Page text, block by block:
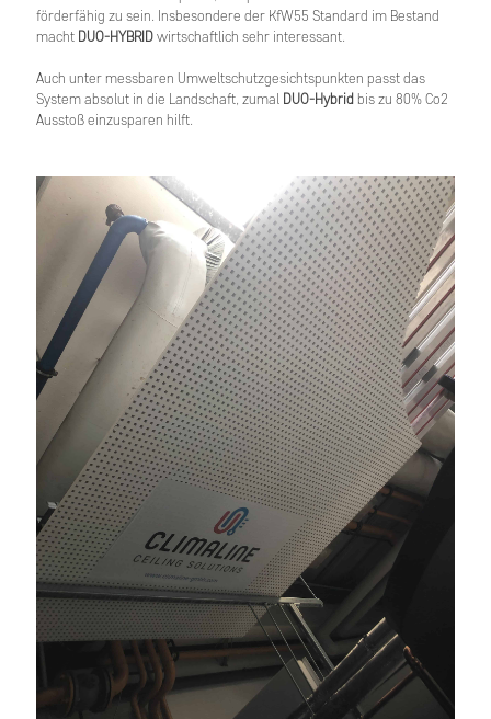
förderfähig zu sein. Insbesondere der KfW55 Standard im Bestand
macht DUO-HYBRID wirtschaftlich sehr interessant.
Auch unter messbaren Umweltschutzgesichtspunkten passt das
System absolut in die Landschaft, zumal
DUO-Hybrid bis zu 80% Co2
Ausstoß einzusparen hilft.